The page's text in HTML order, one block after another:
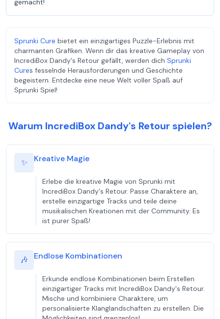
gemacht!
Sprunki Cure bietet ein einzigartiges Puzzle-Erlebnis mit
charmanten Grafiken. Wenn dir das kreative Gameplay von
IncrediBox Dandy's Retour gefällt, werden dich Sprunki
Cures fesselnde Herausforderungen und Geschichte
begeistern. Entdecke eine neue Welt voller Spaß auf
Sprunki Spiel!
Warum IncrediBox Dandy's Retour spielen?
✨ Kreative Magie
Erlebe die kreative Magie von Sprunki mit
IncrediBox Dandy's Retour. Passe Charaktere an,
erstelle einzigartige Tracks und teile deine
musikalischen Kreationen mit der Community. Es
ist purer Spaß!
🎶 Endlose Kombinationen
Erkunde endlose Kombinationen beim Erstellen
einzigartiger Tracks mit IncrediBox Dandy's Retour.
Mische und kombiniere Charaktere, um
personalisierte Klanglandschaften zu erstellen. Die